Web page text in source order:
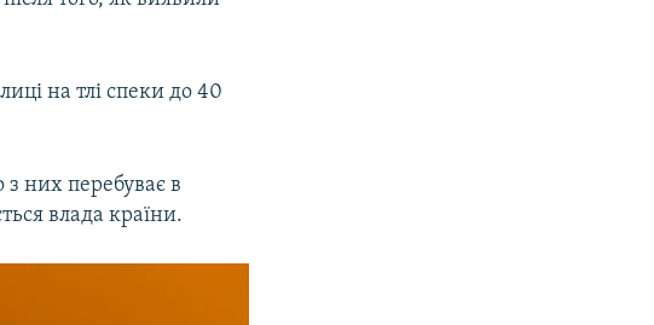
на тлі спеки до 40
них перебуває в
влада країни.